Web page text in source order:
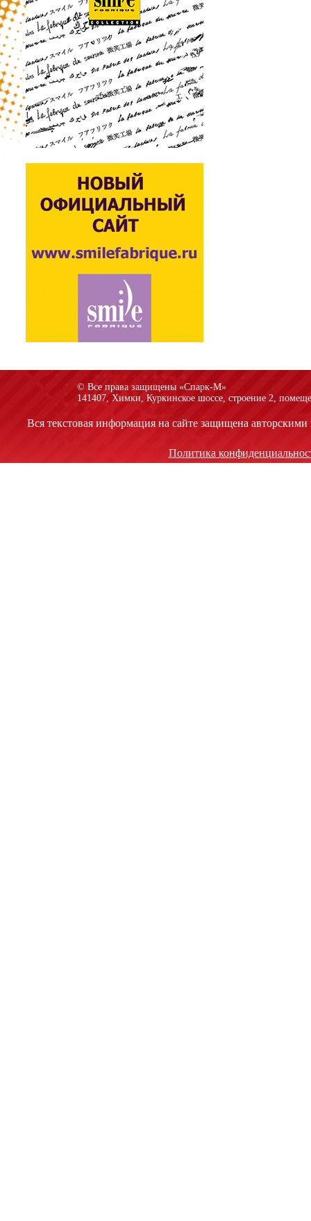
© Все права защищены «Спарк-M»
141407, Химки, Куркинское шоссе, строение 2,
Вся текстовая информация на сайте защищена
Политика